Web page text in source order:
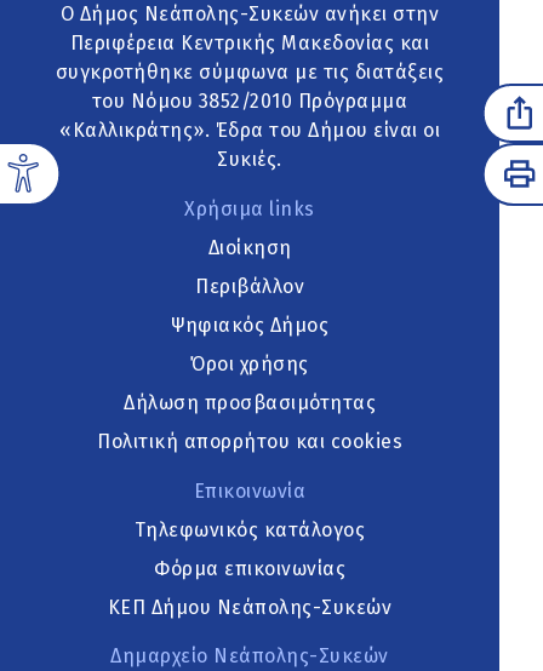
Ο Δήμος Νεάπολης-Συκεών ανήκει στην
Περιφέρεια Κεντρικής Μακεδονίας και
συγκροτήθηκε σύμφωνα με τις διατάξεις
του Νόμου 3852/2010 Πρόγραμμα
«Καλλικράτης». Έδρα του Δήμου είναι οι
Συκιές.
Χρήσιμα links
Διοίκηση
Περιβάλλον
Ψηφιακός Δήμος
Όροι χρήσης
Δήλωση προσβασιμότητας
Πολιτική απορρήτου και cookies
Επικοινωνία
Τηλεφωνικός κατάλογος
Φόρμα επικοινωνίας
ΚΕΠ Δήμου Νεάπολης-Συκεών
Δημαρχείο Νεάπολης-Συκεών